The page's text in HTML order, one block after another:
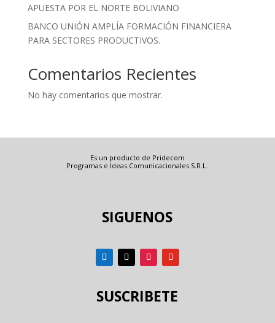
APUESTA POR EL NORTE BOLIVIANO
BANCO UNIÓN AMPLÍA FORMACIÓN FINANCIERA
PARA SECTORES PRODUCTIVOS.
Comentarios Recientes
No hay comentarios que mostrar.
Es un producto de Pridecom
Programas e Ideas Comunicacionales S.R.L.
SIGUENOS
SUSCRIBETE